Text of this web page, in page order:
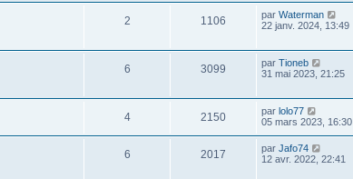
2 1106 par Waterman
22 janv. 2024, 13:49
6 3099 par Tioneb
31 mai 2023, 21:25
4 2150 par lolo77
05 mars 2023, 16:30
6 2017 par Jafo74
12 avr. 2022, 22:41